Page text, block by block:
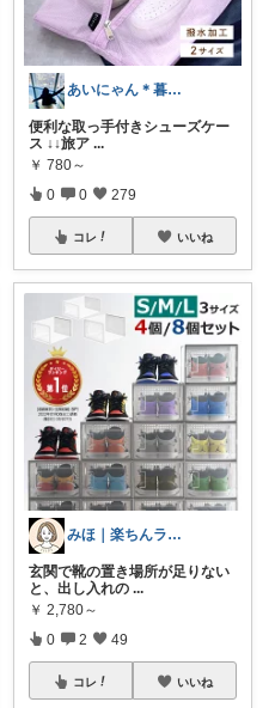
あいにゃん＊暮らしroom
便利な取っ手付きシューズケー
ス ↓↓旅ア ...
￥ 780～
0 0 279
コレ いいね
みほ｜楽ちんライフ研究中
玄関で靴の置き場所が足りない
と、出し入れの ...
￥ 2,780～
0 2 49
コレ いいね